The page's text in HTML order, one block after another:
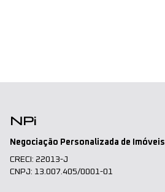
NPi
Negociação Personalizada de Imóveis
CRECI: 22013-J
CNPJ: 13.007.405/0001-01